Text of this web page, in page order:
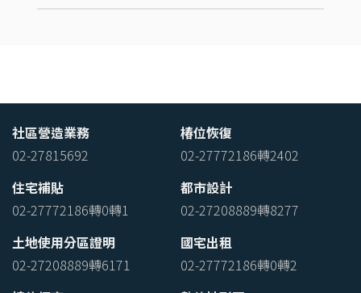
社區營造業務
02-27815692
椿位恢復
02-27772186轉2402
住宅補貼
02-27772186轉0轉1
都市設計
02-27208889轉8277
土地使用分區證明
02-27208889轉6171
國宅出租
02-27772186轉0轉2